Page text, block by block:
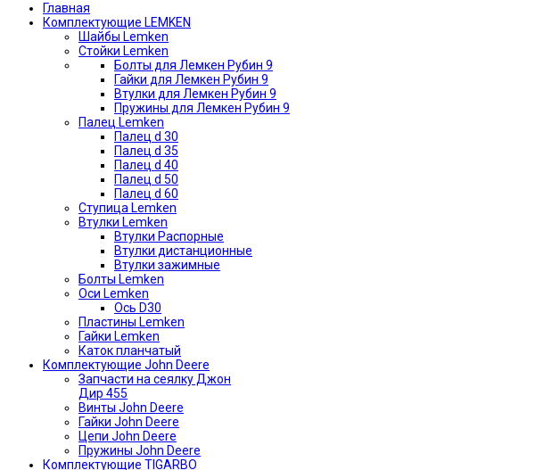
Главная
Комплектующие LEMKEN
Шайбы Lemken
Стойки Lemken
Болты для Лемкен Рубин 9
Гайки для Лемкен Рубин 9
Втулки для Лемкен Рубин 9
Пружины для Лемкен Рубин 9
Палец Lemken
Палец d 30
Палец d 35
Палец d 40
Палец d 50
Палец d 60
Ступица Lemken
Втулки Lemken
Втулки Распорные
Втулки дистанционные
Втулки зажимные
Болты Lemken
Оси Lemken
Ось D30
Пластины Lemken
Гайки Lemken
Каток планчатый
Комплектующие John Deere
Запчасти на сеялку Джон
Дир 455
Винты John Deere
Гайки John Deere
Цепи John Deere
Пружины John Deere
Комплектующие TIGARBO